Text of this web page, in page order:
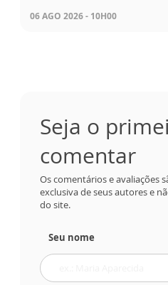
06 AGO 2026 - 10H00
Seja o
comentar
Os comentários e avaliações
exclusiva de seus autores e
do site.
Seu nome